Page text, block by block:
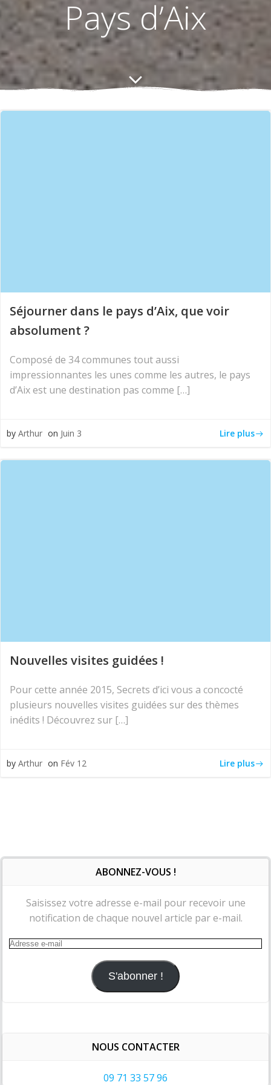
Pays d’Aix
Séjourner dans le pays d’Aix, que voir
absolument ?
Composé de 34 communes tout aussi
impressionnantes les unes comme les autres, le pays
d’Aix est une destination pas comme […]
by Arthur on Juin 3 Lire plus
Nouvelles visites guidées !
Pour cette année 2015, Secrets d’ici vous a concocté
plusieurs nouvelles visites guidées sur des thèmes
inédits ! Découvrez sur […]
by Arthur on Fév 12 Lire plus
ABONNEZ-VOUS !
Saisissez votre adresse e-mail pour recevoir une
notification de chaque nouvel article par e-mail.
Adresse
S'abonner !
NOUS CONTACTER
09 71 33 57 96